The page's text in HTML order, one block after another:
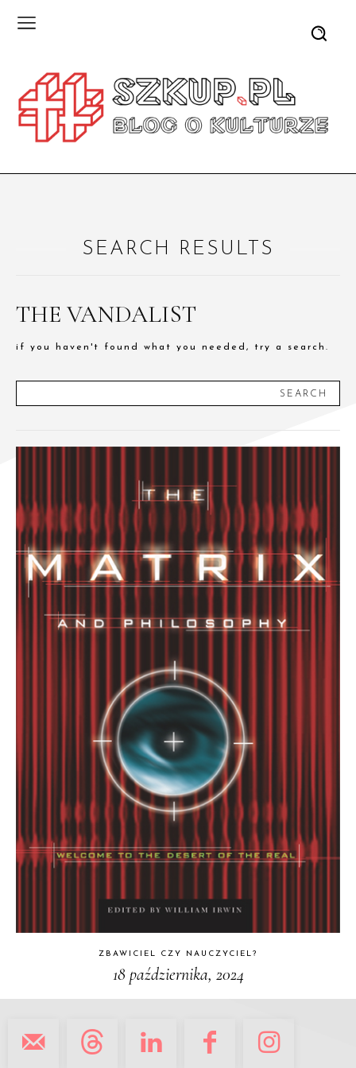
SEARCH RESULTS
THE VANDALIST
if you haven't found what you needed, try a search.
SEARCH
ZBAWICIEL CZY NAUCZYCIEL?
18 października, 2024